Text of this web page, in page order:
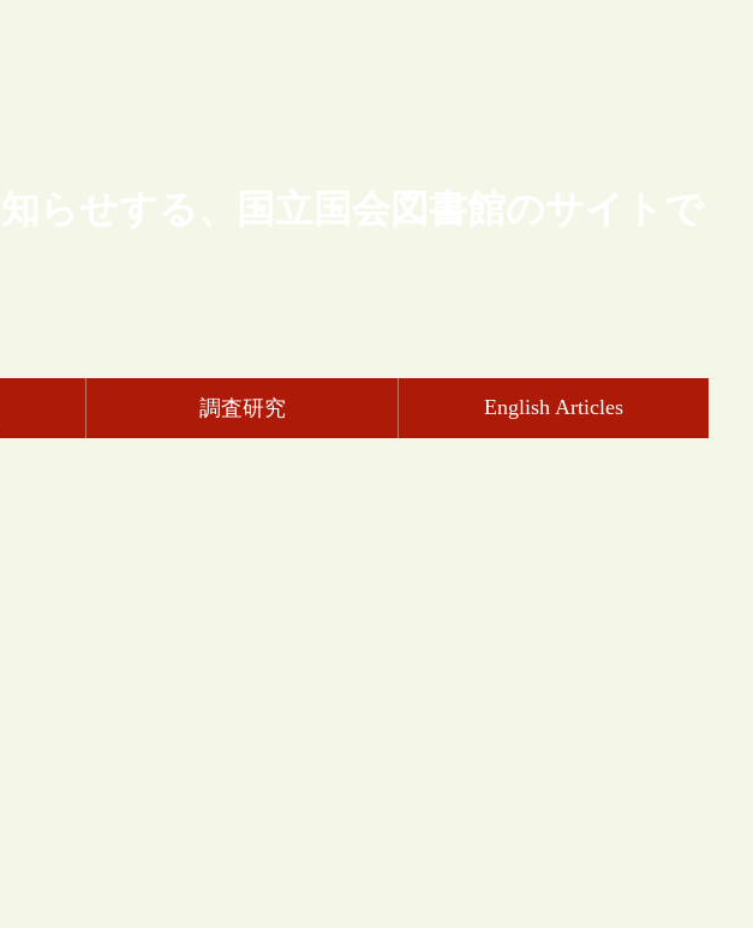
らせする、国立国会図書館のサイトで
調査研究 English Articles